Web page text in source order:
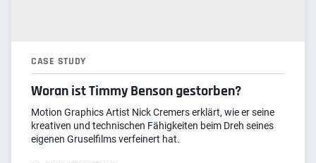
CASE STUDY
Woran ist Timmy Benson gestorben?
Motion Graphics Artist Nick Cremers erklärt, wie er seine
kreativen und technischen Fähigkeiten beim Dreh seines
eigenen Gruselfilms verfeinert hat.